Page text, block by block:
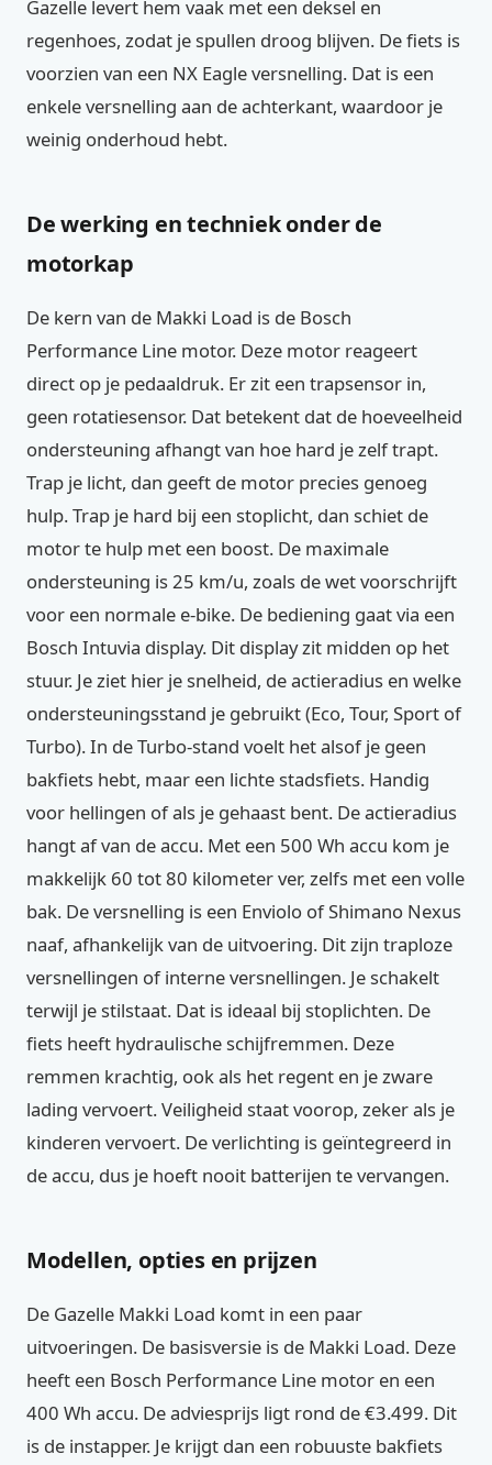
Gazelle levert hem vaak met een deksel en
regenhoes, zodat je spullen droog blijven. De fiets is
voorzien van een NX Eagle versnelling. Dat is een
enkele versnelling aan de achterkant, waardoor je
weinig onderhoud hebt.
De werking en techniek onder de
motorkap
De kern van de Makki Load is de Bosch
Performance Line motor. Deze motor reageert
direct op je pedaaldruk. Er zit een trapsensor in,
geen rotatiesensor. Dat betekent dat de hoeveelheid
ondersteuning afhangt van hoe hard je zelf trapt.
Trap je licht, dan geeft de motor precies genoeg
hulp. Trap je hard bij een stoplicht, dan schiet de
motor te hulp met een boost. De maximale
ondersteuning is 25 km/u, zoals de wet voorschrijft
voor een normale e-bike. De bediening gaat via een
Bosch Intuvia display. Dit display zit midden op het
stuur. Je ziet hier je snelheid, de actieradius en welke
ondersteuningsstand je gebruikt (Eco, Tour, Sport of
Turbo). In de Turbo-stand voelt het alsof je geen
bakfiets hebt, maar een lichte stadsfiets. Handig
voor hellingen of als je gehaast bent. De actieradius
hangt af van de accu. Met een 500 Wh accu kom je
makkelijk 60 tot 80 kilometer ver, zelfs met een volle
bak. De versnelling is een Enviolo of Shimano Nexus
naaf, afhankelijk van de uitvoering. Dit zijn traploze
versnellingen of interne versnellingen. Je schakelt
terwijl je stilstaat. Dat is ideaal bij stoplichten. De
fiets heeft hydraulische schijfremmen. Deze
remmen krachtig, ook als het regent en je zware
lading vervoert. Veiligheid staat voorop, zeker als je
kinderen vervoert. De verlichting is geïntegreerd in
de accu, dus je hoeft nooit batterijen te vervangen.
Modellen, opties en prijzen
De Gazelle Makki Load komt in een paar
uitvoeringen. De basisversie is de Makki Load. Deze
heeft een Bosch Performance Line motor en een
400 Wh accu. De adviesprijs ligt rond de €3.499. Dit
is de instapper. Je krijgt dan een robuuste bakfiets